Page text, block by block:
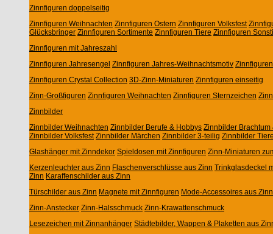
Zinnfiguren doppelseitig
Zinnfiguren Weihnachten Zinnfiguren Ostern Zinnfiguren Volksfest
Glücksbringer Zinnfiguren Sortimente Zinnfiguren Tiere Zinnfiguren
Zinnfiguren mit Jahreszahl
Zinnfiguren Jahresengel Zinnfiguren Jahres-Weihnachtsmotiv
Zinnfiguren Crystal Collection 3D-Zinn-Miniaturen Zinnfiguren einseitig
Zinn-Großfiguren Zinnfiguren Weihnachten Zinnfiguren Sternzeichen
Zinnbilder
Zinnbilder Weihnachten Zinnbilder Berufe & Hobbys Zinnbilder Brachtum
Zinnbilder Volksfest Zinnbilder Märchen Zinnbilder 3-teilig Zinnbilder
Glashänger mit Zinndekor Spieldosen mit Zinnfiguren Zinn-Miniaturen
Kerzenleuchter aus Zinn Flaschenverschlüsse aus Zinn Trinkglasdeckel
Zinn Karaffenschilder aus Zinn
Türschilder aus Zinn Magnete mit Zinnfiguren Mode-Accessoires aus Zinn
Zinn-Anstecker Zinn-Halsschmuck Zinn-Krawattenschmuck
Lesezeichen mit Zinnanhänger Städtebilder, Wappen & Plaketten aus